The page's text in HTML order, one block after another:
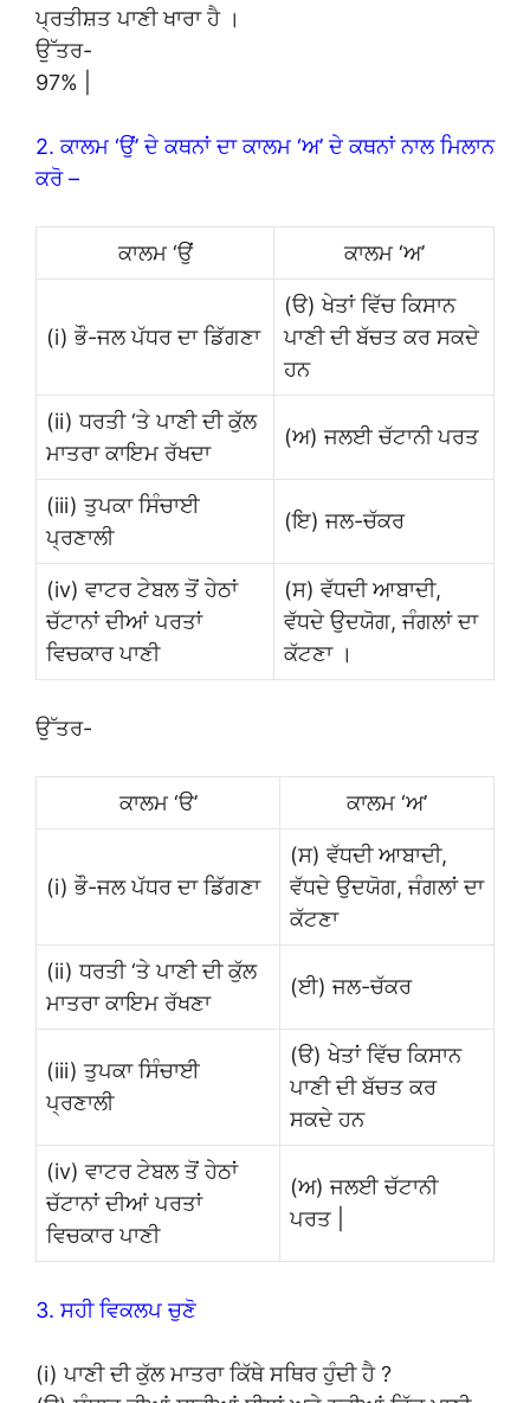
ਪ੍ਰਤੀਸ਼ਤ ਪਾਣੀ ਖਾਰਾ ਹੈ ।
ਉੱਤਰ-
97% |
2. ਕਾਲਮ ‘ਉਂ’ ਦੇ ਕਥਨਾਂ ਦਾ ਕਾਲਮ ‘ਅ’ ਦੇ ਕਥਨਾਂ ਨਾਲ ਮਿਲਾਨ
ਕਰੋ –
ਕਾਲਮ ‘ਉਂ ਕਾਲਮ ‘ਅ’
(i) ਭੌ-ਜਲ ਪੱਧਰ ਦਾ ਡਿੱਗਣਾ
(ੳ) ਖੇਤਾਂ ਵਿੱਚ ਕਿਸਾਨ
ਪਾਣੀ ਦੀ ਬੱਚਤ ਕਰ ਸਕਦੇ
ਹਨ
(ii) ਧਰਤੀ ‘ਤੇ ਪਾਣੀ ਦੀ ਕੁੱਲ
ਮਾਤਰਾ ਕਾਇਮ ਰੱਖਦਾ
(ਅ) ਜਲਈ ਚੱਟਾਨੀ ਪਰਤ
(iii) ਤੁਪਕਾ ਸਿੰਚਾਈ
ਪ੍ਰਣਾਲੀ
(ਇ) ਜਲ-ਚੱਕਰ
(iv) ਵਾਟਰ ਟੇਬਲ ਤੋਂ ਹੇਠਾਂ
ਚੱਟਾਨਾਂ ਦੀਆਂ ਪਰਤਾਂ
ਵਿਚਕਾਰ ਪਾਣੀ
(ਸ) ਵੱਧਦੀ ਆਬਾਦੀ,
ਵੱਧਦੇ ਉਦਯੋਗ, ਜੰਗਲਾਂ ਦਾ
ਕੱਟਣਾ ।
ਉੱਤਰ-
ਕਾਲਮ ‘ੳ’ ਕਾਲਮ ‘ਅ’
(i) ਭੌ-ਜਲ ਪੱਧਰ ਦਾ ਡਿੱਗਣਾ
(ਸ) ਵੱਧਦੀ ਆਬਾਦੀ,
ਵੱਧਦੇ ਉਦਯੋਗ, ਜੰਗਲਾਂ ਦਾ
ਕੱਟਣਾ
(ii) ਧਰਤੀ ‘ਤੇ ਪਾਣੀ ਦੀ ਕੁੱਲ
ਮਾਤਰਾ ਕਾਇਮ ਰੱਖਣਾ
(ਈ) ਜਲ-ਚੱਕਰ
(iii) ਤੁਪਕਾ ਸਿੰਚਾਈ
ਪ੍ਰਣਾਲੀ
(ੳ) ਖੇਤਾਂ ਵਿੱਚ ਕਿਸਾਨ
ਪਾਣੀ ਦੀ ਬੱਚਤ ਕਰ
ਸਕਦੇ ਹਨ
(iv) ਵਾਟਰ ਟੇਬਲ ਤੋਂ ਹੇਠਾਂ
ਚੱਟਾਨਾਂ ਦੀਆਂ ਪਰਤਾਂ
ਵਿਚਕਾਰ ਪਾਣੀ
(ਅ) ਜਲਈ ਚੱਟਾਨੀ
ਪਰਤ |
3. ਸਹੀ ਵਿਕਲਪ ਚੁਣੋ
(i) ਪਾਣੀ ਦੀ ਕੁੱਲ ਮਾਤਰਾ ਕਿੱਥੇ ਸਥਿਰ ਹੁੰਦੀ ਹੈ ?